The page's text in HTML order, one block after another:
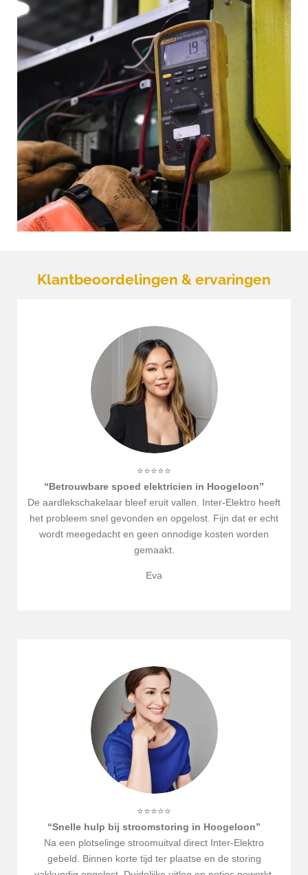
Klantbeoordelingen & ervaringen
⭐⭐⭐⭐⭐
“Betrouwbare spoed elektricien in Hoogeloon”
De aardlekschakelaar bleef eruit vallen. Inter-Elektro heeft
het probleem snel gevonden en opgelost. Fijn dat er echt
wordt meegedacht en geen onnodige kosten worden
gemaakt.
Eva
⭐⭐⭐⭐⭐
“Snelle hulp bij stroomstoring in Hoogeloon”
Na een plotselinge stroomuitval direct Inter-Elektro
gebeld. Binnen korte tijd ter plaatse en de storing